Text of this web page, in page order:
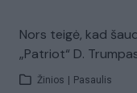
Nors teigė, kad
„Patriot“ D.
Žinios Pasaulis